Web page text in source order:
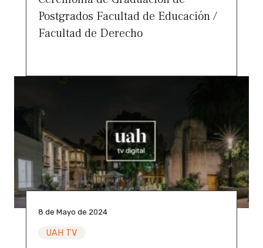
Postgrados Facultad de Educación /
Facultad de Derecho
8 de Mayo de 2024
UAH TV